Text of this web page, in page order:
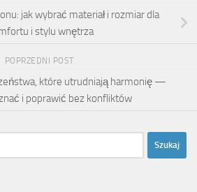
jak wybrać materiał i rozmiar dla
i stylu wnętrza
POPRZEDNI POST
które utrudniają harmonię —
i poprawić bez konfliktów